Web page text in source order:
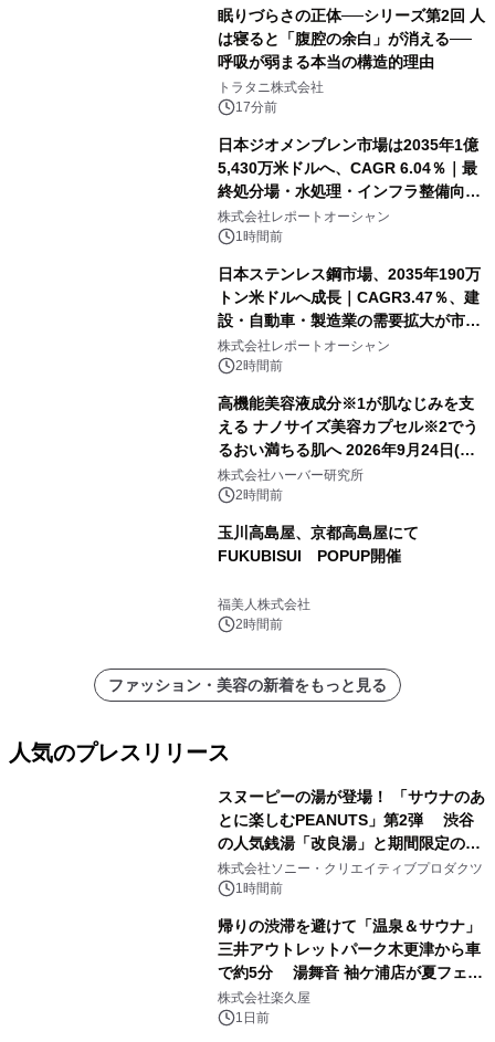
眠りづらさの正体──シリーズ第2回 人
は寝ると「腹腔の余白」が消える──
呼吸が弱まる本当の構造的理由
トラタニ株式会社
17分前
日本ジオメンブレン市場は2035年1億
5,430万米ドルへ、CAGR 6.04％｜最
終処分場・水処理・インフラ整備向け
需要拡大
株式会社レポートオーシャン
1時間前
日本ステンレス鋼市場、2035年190万
トン米ドルへ成長｜CAGR3.47％、建
設・自動車・製造業の需要拡大が市場
を牽引
株式会社レポートオーシャン
2時間前
高機能美容液成分※1が肌なじみを支
える ナノサイズ美容カプセル※2でう
るおい満ちる肌へ 2026年9月24日(木)
よりリニューアル新発売 『ディープモ
イストセラム』
株式会社ハーバー研究所
2時間前
玉川高島屋、京都高島屋にて
FUKUBISUI POPUP開催
福美人株式会社
2時間前
ファッション・美容の新着をもっと見る
人気のプレスリリース
スヌーピーの湯が登場！ 「サウナのあ
とに楽しむPEANUTS」第2弾 渋谷
の人気銭湯「改良湯」と期間限定のコ
ラボレーション サウナイキタイコラ
ボグッズも発売決定！
株式会社ソニー・クリエイティブプロダクツ
1時間前
帰りの渋滞を避けて「温泉＆サウナ」
三井アウトレットパーク木更津から車
で約5分 湯舞音 袖ケ浦店が夏フェア
メニューを提供
株式会社楽久屋
1日前